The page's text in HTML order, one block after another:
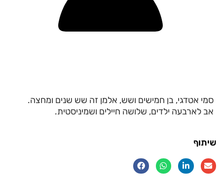
סמי אטדגי, בן חמישים ושש, אלמן זה שש שנים ומחצה.
אב לארבעה ילדים, שלושה חיילים ושמיניסטית.
שיתוף